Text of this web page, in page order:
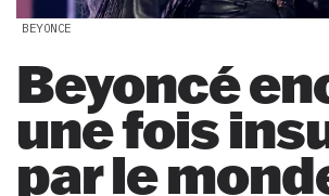
BEYONCE
Beyoncé
une fois
par le